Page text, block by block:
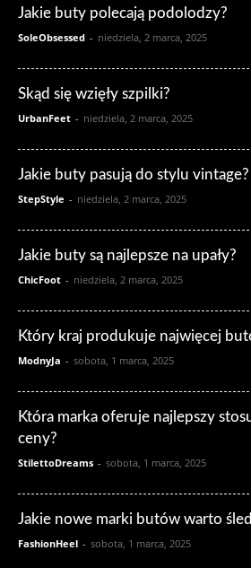
Jakie buty polecają podolodzy?
SoleObsessed - niedziela, 2 marca, 2025
Skąd się wzięły szpilki?
UrbanFeet - niedziela, 2 marca, 2025
Jakie buty pasują do stylu vintage?
StepStyle - niedziela, 2 marca, 2025
Jakie buty są najlepsze na upały?
ChicFoot - niedziela, 2 marca, 2025
Który kraj produkuje najwięcej
ModnyJa - sobota, 1 marca, 2025
Która marka oferuje najlepszy
ceny?
StilettoDreams - sobota, 1 marca, 2025
Jakie nowe marki butów warto
FashionHeel - sobota, 1 marca, 2025